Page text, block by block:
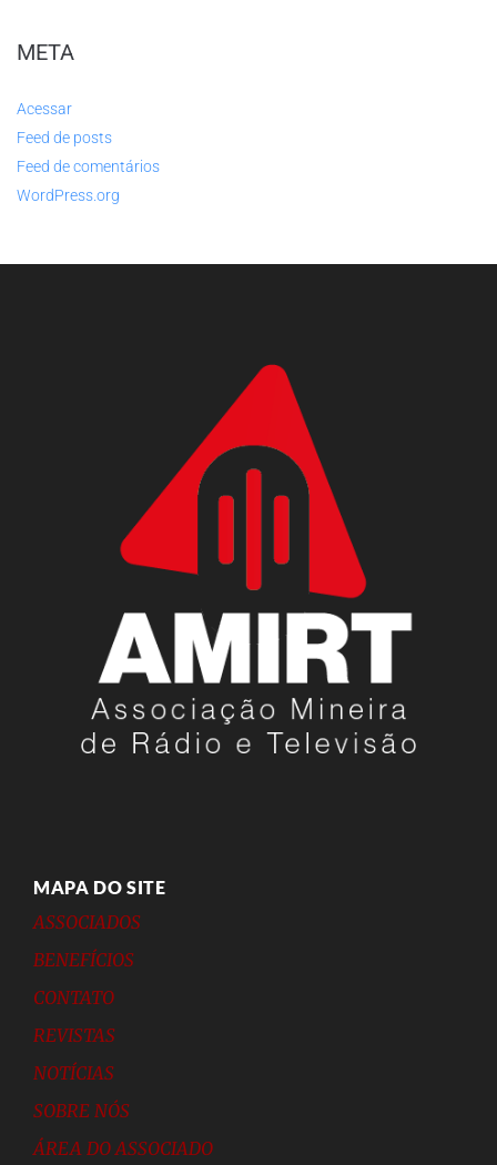
META
Acessar
Feed de posts
Feed de comentários
WordPress.org
MAPA DO SITE
ASSOCIADOS
BENEFÍCIOS
CONTATO
REVISTAS
NOTÍCIAS
SOBRE NÓS
ÁREA DO ASSOCIADO